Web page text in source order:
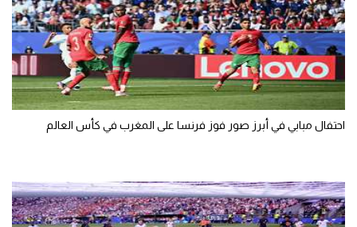
احتفال مبابي في أبرز صور فوز فرنسا على المغرب في كأس العالم